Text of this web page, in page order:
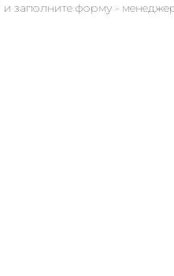
и заполните форму -